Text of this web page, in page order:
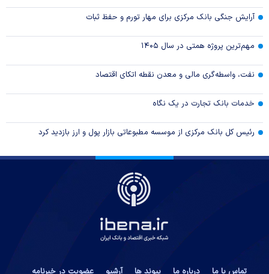
آرایش جنگی بانک مرکزی برای مهار تورم و حفظ ثبات
مهم‌ترین پروژه همتی در سال ۱۴۰۵
نفت، واسطه‌گری مالی و معدن نقطه اتکای اقتصاد
خدمات بانک تجارت در یک نگاه
رئیس کل بانک مرکزی از موسسه مطبوعاتی بازار پول و ارز بازدید کرد
تماس با ما درباره ما پیوند ها آرشیو عضویت در خبرنامه